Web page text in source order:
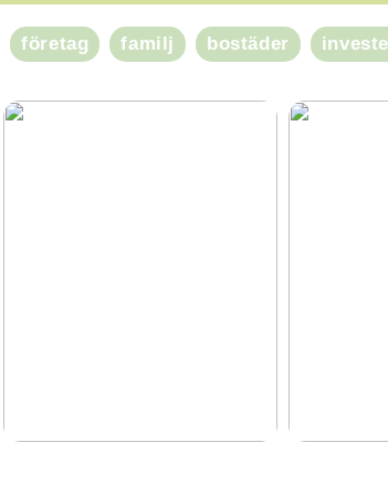
företag familj bostäder